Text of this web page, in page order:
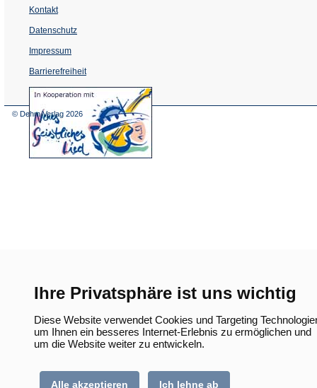
Ihre Privatsphäre ist uns wichtig
Diese Website verwendet Cookies und Targeting
um Ihnen ein besseres Internet-Erlebnis zu ermöglichen und
um die Website weiter zu entwickeln.
Alle akzeptieren Ich lehne ab
Kontakt
Datenschutz
Impressum
Barrierefreiheit
(Öffnet
in
© Dehm Verlag 2026